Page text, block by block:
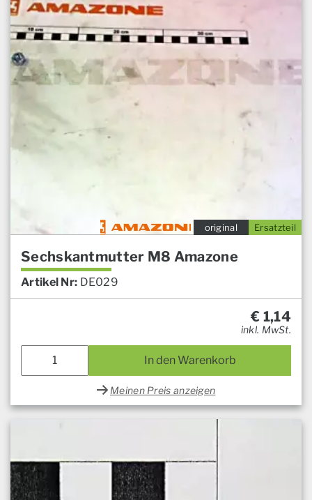
Ersatzteil
original
Sechskantmutter M8 Amazone
Artikel Nr: DE029
€ 1,14
inkl. MwSt.
In den Warenkorb
Meinen Preis anzeigen